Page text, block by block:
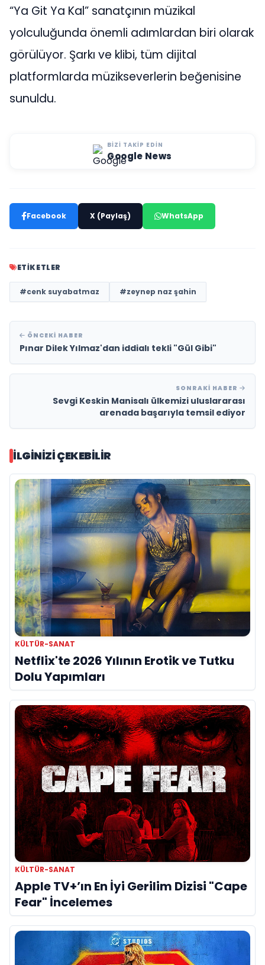
“Ya Git Ya Kal” sanatçının müzikal
yolculuğunda önemli adımlardan biri olarak
görülüyor. Şarkı ve klibi, tüm dijital
platformlarda müzikseverlerin beğenisine
sunuldu.
BIZI TAKIP EDIN
Google News
Facebook X (Paylaş) WhatsApp
ETIKETLER
#cenk suyabatmaz #zeynep naz şahin
ÖNCEKI HABER
Pınar Dilek Yılmaz'dan iddialı tekli "Gül Gibi"
SONRAKI HABER
Sevgi Keskin Manisalı ülkemizi uluslararası
arenada başarıyla temsil ediyor
İLGINIZI ÇEKEBILIR
KÜLTÜR-SANAT
Netflix'te 2026 Yılının Erotik ve Tutku
Dolu Yapımları
KÜLTÜR-SANAT
Apple TV+’ın En İyi Gerilim Dizisi "Cape
Fear" İncelemes